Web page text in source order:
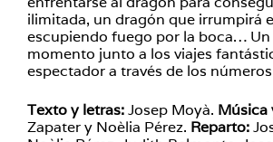
ilimitada, un dragón que irrumpirá
escupiendo fuego por la boca…
momento junto a los viajes
espectador a través de los
Texto y letras:Josep Moyà. Música
Zapater y Noèlia Pérez. Reparto: